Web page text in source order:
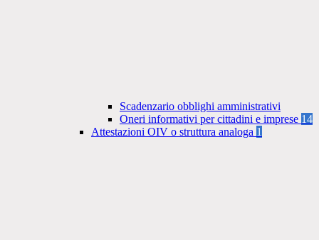
Scadenzario obblighi amministrativi
Oneri informativi per cittadini e imprese 14
Attestazioni OIV o struttura analoga 1